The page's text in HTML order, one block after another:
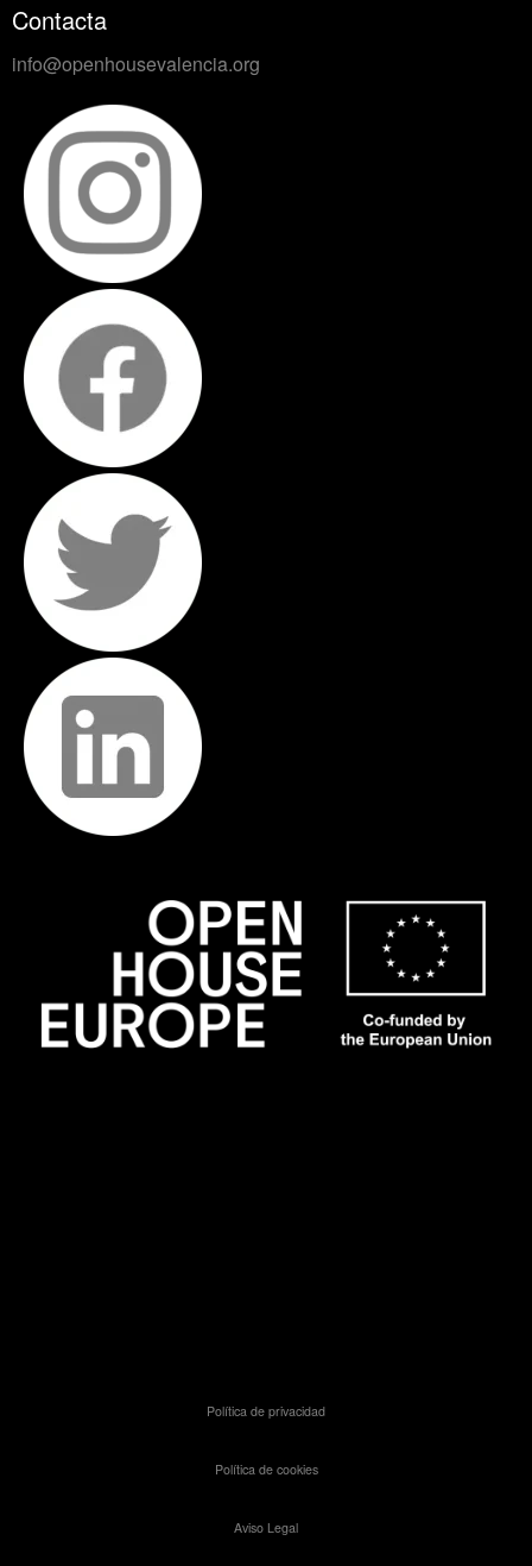
Contacta
info@openhousevalencia.org
Política de privacidad
Política de cookies
Aviso Legal